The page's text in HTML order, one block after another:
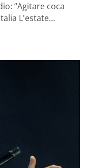
“Agitare coca
L'estate…